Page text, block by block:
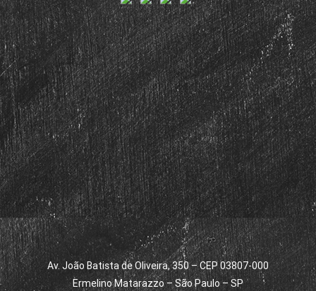
Av. João Batista de Oliveira, 350 – CEP 03807-000
Ermelino Matarazzo – São Paulo – SP